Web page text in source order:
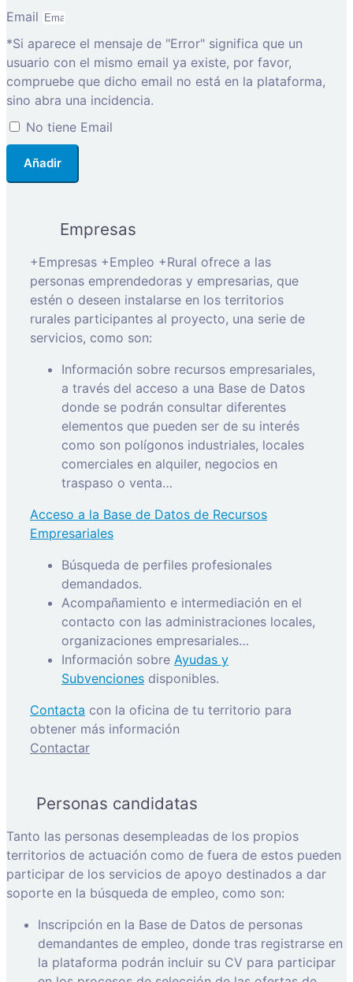
Email
*Si aparece el mensaje de "Error" significa que un
usuario con el mismo email ya existe, por favor,
compruebe que dicho email no está en la plataforma,
sino abra una incidencia.
No tiene Email
Añadir
Empresas
+Empresas +Empleo +Rural ofrece a las
personas emprendedoras y empresarias, que
estén o deseen instalarse en los territorios
rurales participantes al proyecto, una serie de
servicios, como son:
Información sobre recursos empresariales,
a través del acceso a una Base de Datos
donde se podrán consultar diferentes
elementos que pueden ser de su interés
como son polígonos industriales, locales
comerciales en alquiler, negocios en
traspaso o venta…
Acceso a la Base de Datos de Recursos
Empresariales
Búsqueda de perfiles profesionales
demandados.
Acompañamiento e intermediación en el
contacto con las administraciones locales,
organizaciones empresariales…
Información sobre Ayudas y
Subvenciones disponibles.
Contacta con la oficina de tu territorio para
obtener más información
Contactar
Personas candidatas
Tanto las personas desempleadas de los propios
territorios de actuación como de fuera de estos pueden
participar de los servicios de apoyo destinados a dar
soporte en la búsqueda de empleo, como son:
Inscripción en la Base de Datos de personas
demandantes de empleo, donde tras registrarse en
la plataforma podrán incluir su CV para participar